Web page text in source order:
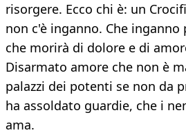
risorgere. Ecco chi è: un
non c'è inganno. Che inganno
che morirà di dolore e di
Disarmato amore che non è
palazzi dei potenti se non da
ha assoldato guardie, che i
ama.